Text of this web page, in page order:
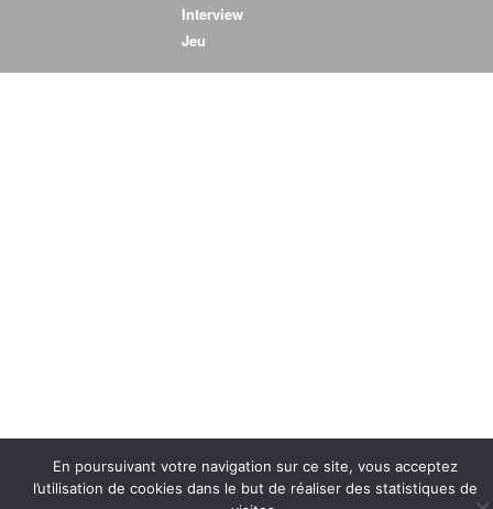
Interview
Jeu
En poursuivant votre navigation sur ce site, vous acceptez
l’utilisation de cookies dans le but de réaliser des statistiques de